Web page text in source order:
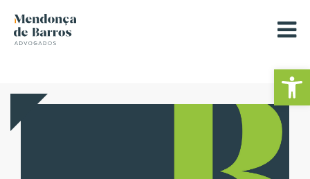
Barra de